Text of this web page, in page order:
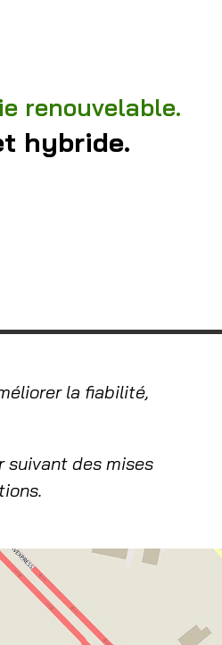
renouvelable.
hybride.
la fiabilité,
suivant des mises